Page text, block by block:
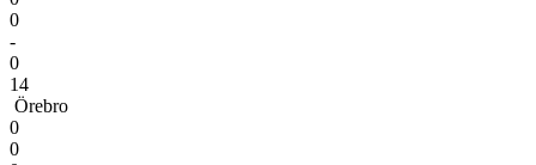
0
-
0
14
Örebro
0
0